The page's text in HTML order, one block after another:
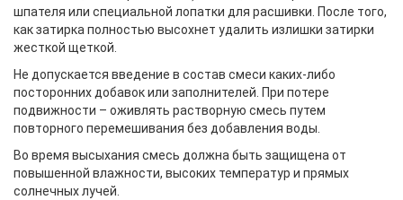
шпателя или специальной лопатки для расшивки. После того,
как затирка полностью высохнет удалить излишки затирки
жесткой щеткой.
Не допускается введение в состав смеси каких-либо
посторонних добавок или заполнителей. При потере
подвижности – оживлять растворную смесь путем
повторного перемешивания без добавления воды.
Во время высыхания смесь должна быть защищена от
повышенной влажности, высоких температур и прямых
солнечных лучей.